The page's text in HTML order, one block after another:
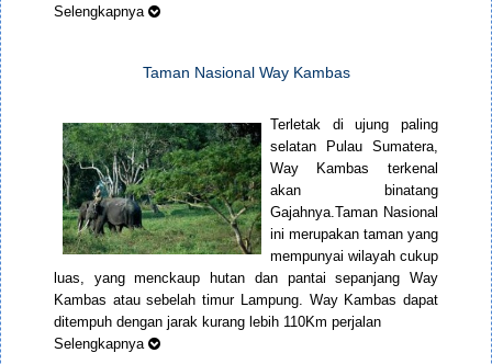
Selengkapnya
Taman Nasional Way Kambas
Terletak di ujung paling
selatan Pulau Sumatera,
Way Kambas terkenal
akan binatang
Gajahnya.Taman Nasional
ini merupakan taman yang
mempunyai wilayah cukup
luas, yang menckaup hutan dan pantai sepanjang Way
Kambas atau sebelah timur Lampung. Way Kambas dapat
ditempuh dengan jarak kurang lebih 110Km perjalan
Selengkapnya